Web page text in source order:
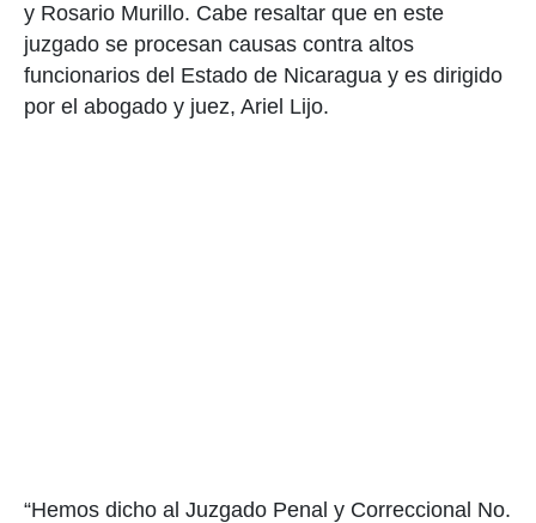
y Rosario Murillo. Cabe resaltar que en este
juzgado se procesan causas contra altos
funcionarios del Estado de Nicaragua y es dirigido
por el abogado y juez, Ariel Lijo.
“Hemos dicho al Juzgado Penal y Correccional No.